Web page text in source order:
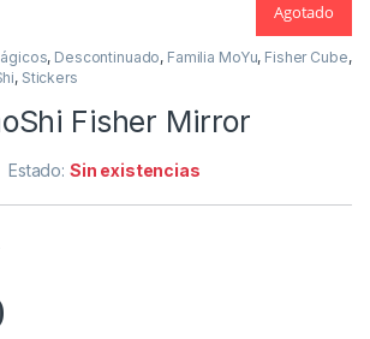
Agotado
, Descontinuado, Familia MoYu, Fisher Cube,
, Stickers
Fisher Mirror
Estado: Sin existencias